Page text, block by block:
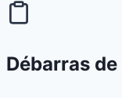
Débarras